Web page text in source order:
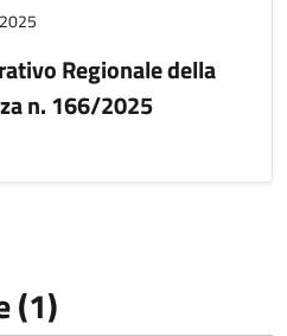
Regionale della
n. 166/2025
(1)